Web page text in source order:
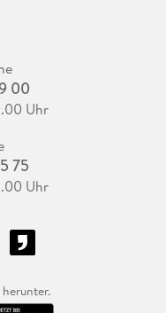
00
Uhr
75
Uhr
herunter.